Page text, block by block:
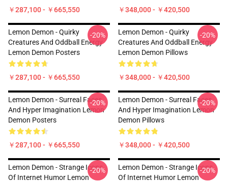
￥287,100 - ￥665,550 ￥348,000 - ￥420,500
Lemon Demon - Quirky
Creatures And Oddball Energy
Lemon Demon Posters
￥287,100 - ￥665,550
-20%
Lemon Demon - Quirky
Creatures And Oddball Energy
Lemon Demon Pillows
￥348,000 - ￥420,500
-20%
Lemon Demon - Surreal Faces
And Hyper Imagination Lemon
Demon Posters
￥287,100 - ￥665,550
-20%
Lemon Demon - Surreal Faces
And Hyper Imagination Lemon
Demon Pillows
￥348,000 - ￥420,500
-20%
Lemon Demon - Strange Icons
Of Internet Humor Lemon
-20%
Lemon Demon - Strange Icons
Of Internet Humor Lemon
-20%